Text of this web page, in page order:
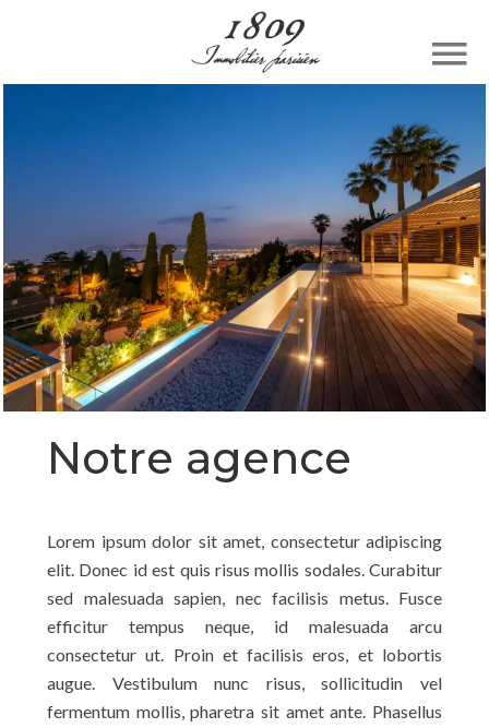
Notre agence
Lorem ipsum dolor sit amet, consectetur adipiscing
elit. Donec id est quis risus mollis sodales. Curabitur
sed malesuada sapien, nec facilisis metus. Fusce
efficitur tempus neque, id malesuada arcu
consectetur ut. Proin et facilisis eros, et lobortis
augue. Vestibulum nunc risus, sollicitudin vel
fermentum mollis, pharetra sit amet ante. Phasellus